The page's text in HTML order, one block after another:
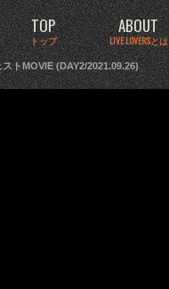
TOP
トップ
ABOUT
LIVE LOVERSとは
トMOVIE (DAY2/2021.09.26)